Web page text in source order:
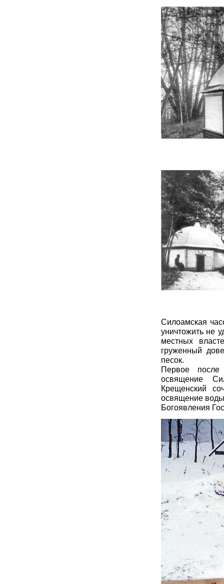
Силоамская
уничтожить не
местных
груженный
песок.
Первое после
освящение
Крещенский
освящение воды
Богоявления